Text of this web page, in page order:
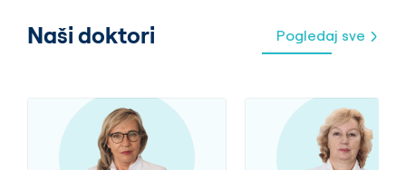
Naši doktori Pogledaj sve